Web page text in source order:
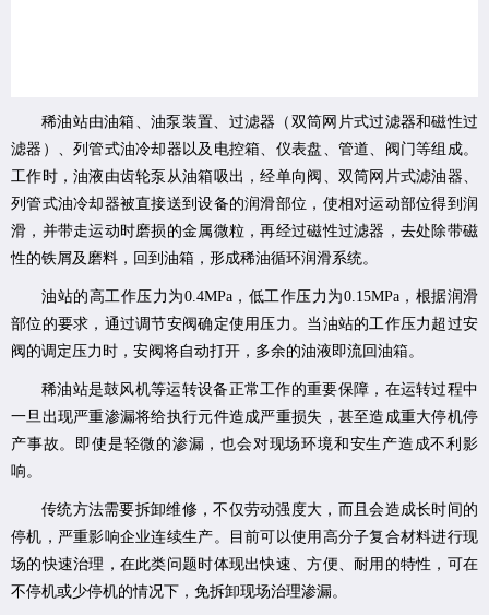
稀油站由油箱、油泵装置、过滤器（双筒网片式过滤器和磁性过
滤器）、列管式油冷却器以及电控箱、仪表盘、管道、阀门等组成。
工作时，油液由齿轮泵从油箱吸出，经单向阀、双筒网片式滤油器、
列管式油冷却器被直接送到设备的润滑部位，使相对运动部位得到润
滑，并带走运动时磨损的金属微粒，再经过磁性过滤器，去处除带磁
性的铁屑及磨料，回到油箱，形成稀油循环润滑系统。
油站的高工作压力为0.4MPa，低工作压力为0.15MPa，根据润滑
部位的要求，通过调节安阀确定使用压力。当油站的工作压力超过安
阀的调定压力时，安阀将自动打开，多余的油液即流回油箱。
稀油站是鼓风机等运转设备正常工作的重要保障，在运转过程中
一旦出现严重渗漏将给执行元件造成严重损失，甚至造成重大停机停
产事故。即使是轻微的渗漏，也会对现场环境和安生产造成不利影
响。
传统方法需要拆卸维修，不仅劳动强度大，而且会造成长时间的
停机，严重影响企业连续生产。目前可以使用高分子复合材料进行现
场的快速治理，在此类问题时体现出快速、方便、耐用的特性，可在
不停机或少停机的情况下，免拆卸现场治理渗漏。